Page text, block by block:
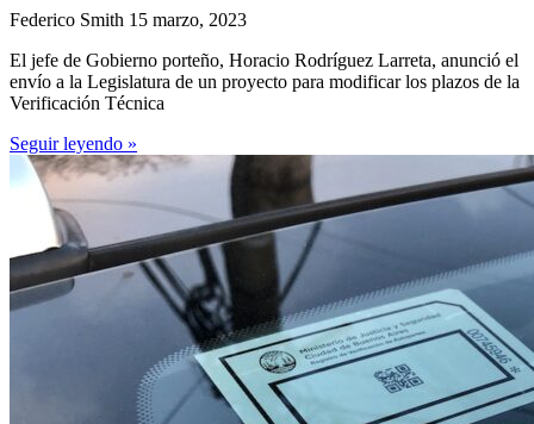
Federico Smith 15 marzo, 2023
El jefe de Gobierno porteño, Horacio Rodríguez Larreta, anunció el
envío a la Legislatura de un proyecto para modificar los plazos de la
Verificación Técnica
Seguir leyendo »